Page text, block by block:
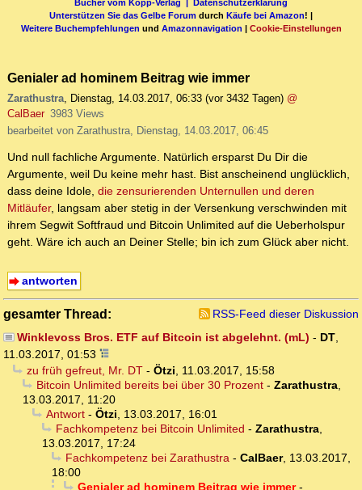
Bücher vom Kopp-Verlag | Datenschutzerklärung
Unterstützen Sie das Gelbe Forum durch Käufe bei Amazon! |
Weitere Buchempfehlungen und Amazonnavigation | Cookie-Einstellungen
Genialer ad hominem Beitrag wie immer
Zarathustra, Dienstag, 14.03.2017, 06:33 (vor 3432 Tagen) @
CalBaer 3983 Views
bearbeitet von Zarathustra, Dienstag, 14.03.2017, 06:45
Und null fachliche Argumente. Natürlich ersparst Du Dir die
Argumente, weil Du keine mehr hast. Bist anscheinend unglücklich,
dass deine Idole, die zensurierenden Unternullen und deren
Mitläufer, langsam aber stetig in der Versenkung verschwinden mit
ihrem Segwit Softfraud und Bitcoin Unlimited auf die Ueberholspur
geht. Wäre ich auch an Deiner Stelle; bin ich zum Glück aber nicht.
antworten
gesamter Thread:
RSS-Feed dieser Diskussion
Winklevoss Bros. ETF auf Bitcoin ist abgelehnt. (mL) - DT,
11.03.2017, 01:53
zu früh gefreut, Mr. DT- Ötzi, 11.03.2017, 15:58
Bitcoin Unlimited bereits bei über 30 Prozent- Zarathustra,
13.03.2017, 11:20
Antwort- Ötzi, 13.03.2017, 16:01
Fachkompetenz bei Bitcoin Unlimited - Zarathustra,
13.03.2017, 17:24
Fachkompetenz bei Zarathustra- CalBaer, 13.03.2017,
18:00
Genialer ad hominem Beitrag wie immer-